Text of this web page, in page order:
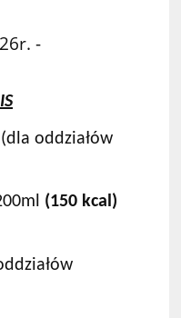
-
(dla oddziałów
(150 kcal)